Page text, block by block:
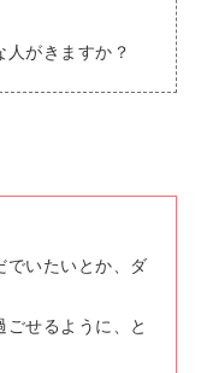
がきますか？
でいたいとか、ダ
せるように、と